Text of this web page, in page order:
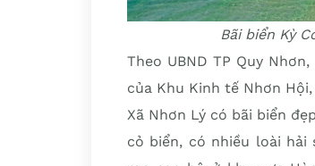
Bãi biển Kỳ
Theo UBND TP Quy
của Khu Kinh tế Nhơn
Xã Nhơn Lý có bãi biển
cỏ biển, có nhiều loài